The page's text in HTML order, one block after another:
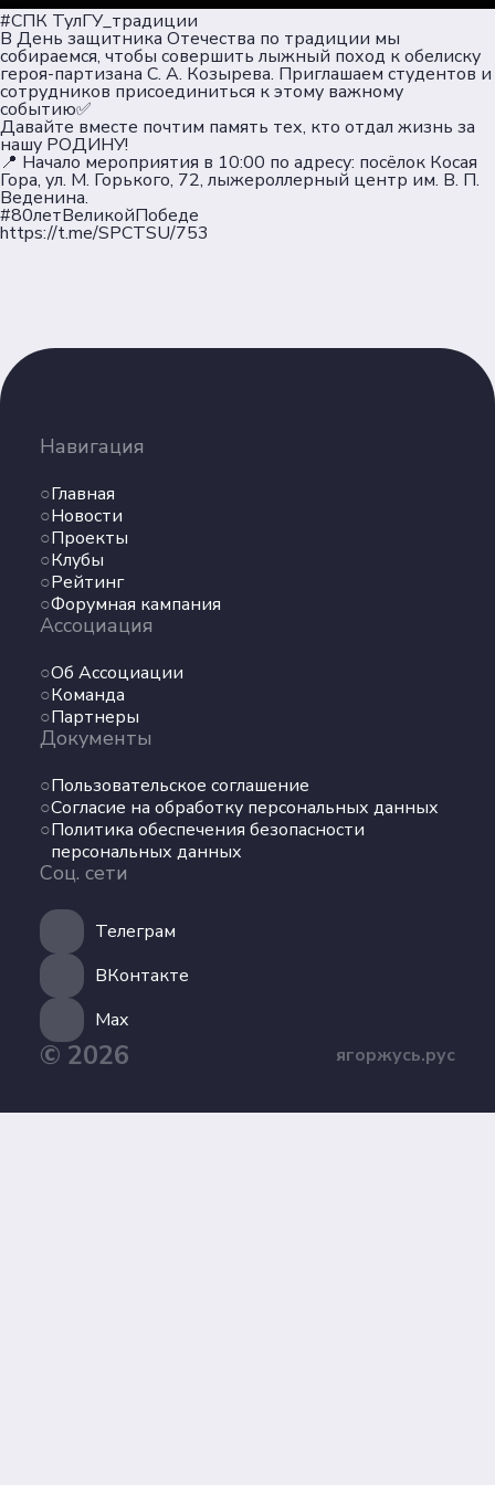
#СПК ТулГУ_традиции
В День защитника Отечества по традиции мы
собираемся, чтобы совершить лыжный поход к обелиску
героя-партизана С. А. Козырева. Приглашаем студентов и
сотрудников присоединиться к этому важному
событию✅
Давайте вместе почтим память тех, кто отдал жизнь за
нашу РОДИНУ!
📍 Начало мероприятия в 10:00 по адресу: посёлок Косая
Гора, ул. М. Горького, 72, лыжероллерный центр им. В. П.
Веденина.
#80летВеликойПобеде
https://t.me/SPCTSU/753
Навигация
Главная
Новости
Проекты
Клубы
Рейтинг
Форумная кампания
Ассоциация
Об Ассоциации
Команда
Партнеры
Документы
Пользовательское соглашение
Согласие на обработку персональных данных
Политика обеспечения безопасности
персональных данных
Соц. сети
Телеграм
ВКонтакте
Max
© 2026 ягоржусь.рус
на обработку персональных данных
обеспечения безопасности
сети
Телеграм
ВКонтакте